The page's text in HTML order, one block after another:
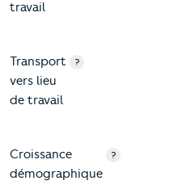
travail
Transport
vers lieu
de travail
?
Croissance
démographique
?